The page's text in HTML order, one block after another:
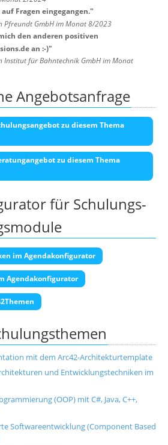
Fragen eingegangen."
Pfreundt GmbH im Monat 8/2023
den anderen positiven
an :-)"
Institut für Bahntechnik GmbH im Monat
Angebotsanfrage
zu diesem Thema
zu diesem Thema
für Schulungs-
im Agendakonfigurator
Agendakonfigurator
mit dem Arc42-Architekturtemplate
und Entwicklungstechniken im
(OOP) mit C#, Java, C++,
Softwareentwicklung (Component Based